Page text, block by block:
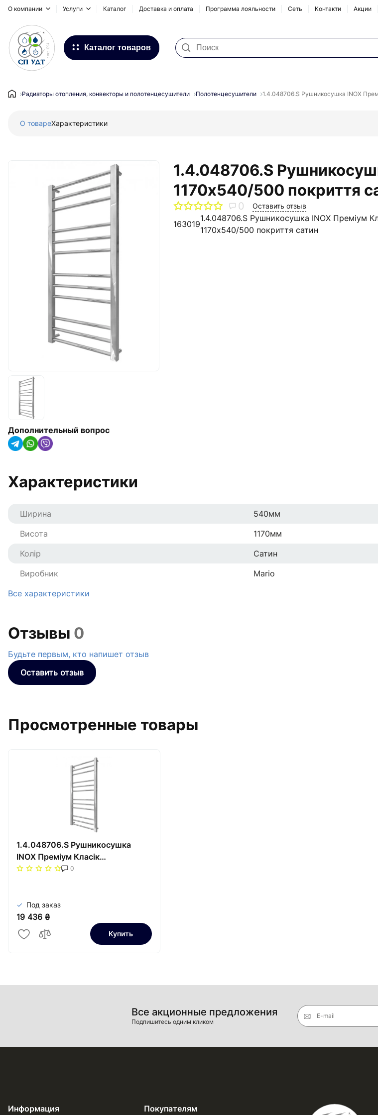
О компании Услуги Каталог Доставка и оплата Программа лояльности Сеть Контакти Акции
Каталог товаров
Системы для наружных
Водоснабжение и Отопление
Напольное отопление
Инсталляционные системы,
сифоны и дренажные каналы
арматура
Радиаторы отопления,
полотенцесушители
Оборудование для котельных
Насосное оборудование
Трубная изоляция и крепления
для труб
Радиаторы отопления, конвекторы и полотенцесушители Полотенцесушители 1.4.048706.S Рушникосушка INOX
О товареХарактеристики
Дополнительный вопрос
1.4.048706.S
1170х540/500 покриття
0 Оставить отзыв
163019
1.4.048706.S Рушникосушка INOX Преміум
1170х540/500 покриття сатин
Характеристики
Ширина
540мм
Висота
1170мм
Колір
Сатин
Виробник
Mario
Все характеристики
Отзывы 0
Будьте первым, кто напишет отзыв
Оставить отзыв
Просмотренные товары
1.4.048706.S Рушникосушка
INOX Преміум Класік
1170х540/500 покриття сатин
0
Под заказ
19 436 ₴
Купить
Все акционные предложения
Подпишитесь одним кликом
E-mail
Информация Покупателям